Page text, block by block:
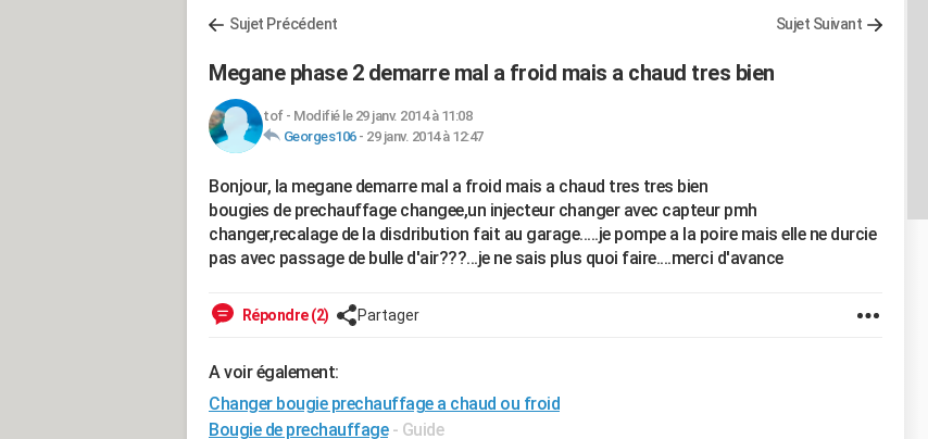
Sujet Précédent Sujet Suivant
Megane phase 2 demarre mal a froid mais a chaud tres bien
tof- Modifié le 29 janv. 2014 à 11:08
Georges106- 29 janv. 2014 à 12:47
Bonjour, la megane demarre mal a froid mais a chaud tres tres bien
bougies de prechauffage changee,un injecteur changer avec capteur pmh
changer,recalage de la disdribution fait au garage.....je pompe a la poire mais elle ne durcie
pas avec passage de bulle d'air???...je ne sais plus quoi faire....merci d'avance
Répondre (2) Partager
A voir également:
Changer bougie prechauffage a chaud ou froid
Bougie de prechauffage - Guide